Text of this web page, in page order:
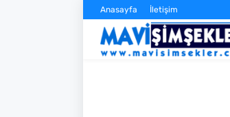
Anasayfa İletişim